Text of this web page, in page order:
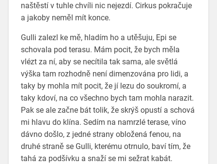
naštěstí v tuhle chvíli nic nejezdí. Cirkus pokračuje
a jakoby neměl mít konce.
Gulli zalezl ke mě, hladím ho a utěšuju, Epi se
schovala pod terasu. Mám pocit, že bych měla
vlézt za ní, aby se necítila tak sama, ale světlá
výška tam rozhodně není dimenzována pro lidi, a
taky by mohla mít pocit, že jí lezu do soukromí, a
taky kdoví, na co všechno bych tam mohla narazit.
Pak se ale začne bát tolik, že skrýš opustí a schová
mi hlavu do klína. Sedím na namrzlé terase, víno
dávno došlo, z jedné strany obložená fenou, na
druhé straně se Gulli, kterému otrnulo, baví tím, že
tahá za podšívku a snaží se mi sežrat kabát.